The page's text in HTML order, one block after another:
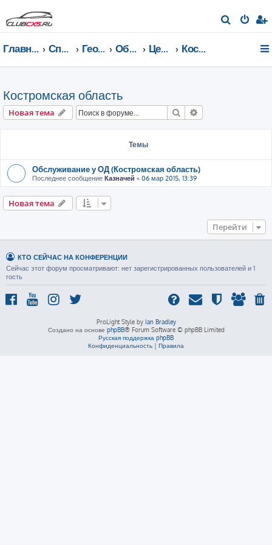
о
Главная страница Список форумов География Клуба CX-5 CLUB Общение по регионам Центральный федеральный округ Костромская область
Костромская область
Новая тема Поиск
Темы
Обслуживание у ОД (Костромская область)
Последнее сообщение Казначей « 06 мар 2015, 13:39
Новая тема
Перейти
КТО СЕЙЧАС НА КОНФЕРЕНЦИИ
Сейчас этот форум просматривают: нет зарегистрированных пользователей и 1
гость
ProLight Style by Ian Bradley
Создано на основе phpBB® Forum Software © phpBB Limited
Русская поддержка phpBB
Конфиденциальность | Правила